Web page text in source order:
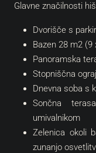
Glavne značilnosti
Dvorišče s
Bazen 28 m2 (9
Panoramska
Stopniščna
Dnevna soba s
Sončna
umivalnikom
Zelenica okoli
zunanjo